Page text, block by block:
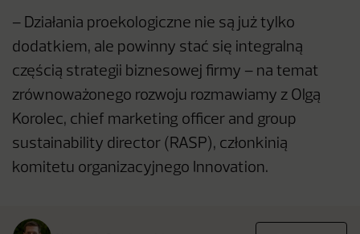
– Działania proekologiczne nie są już tylko
dodatkiem, ale powinny stać się integralną
częścią strategii biznesowej firmy – na temat
zrównoważonego rozwoju rozmawiamy z Olgą
Korolec, chief marketing officer and group
sustainability director (RASP), członkinią
komitetu organizacyjnego Innovation.